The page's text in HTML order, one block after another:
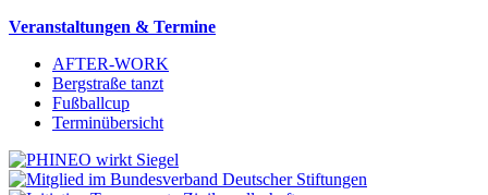
Veranstaltungen & Termine
AFTER-WORK
Bergstraße tanzt
Fußballcup
Terminübersicht